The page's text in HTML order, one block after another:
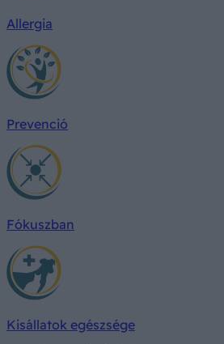
Allergia
Prevenció
Fókuszban
Kisállatok egészsége